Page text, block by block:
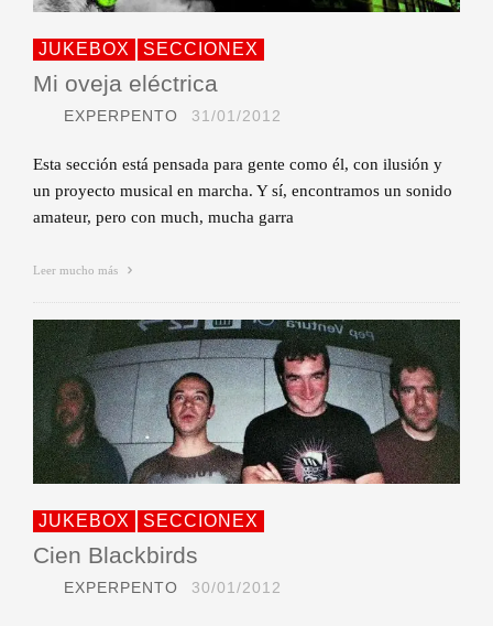
JUKEBOX SECCIONEX
Mi oveja eléctrica
EXPERPENTO 31/01/2012
Esta sección está pensada para gente como él, con ilusión y
un proyecto musical en marcha. Y sí, encontramos un sonido
amateur, pero con much, mucha garra
Leer mucho más
JUKEBOX SECCIONEX
Cien Blackbirds
EXPERPENTO 30/01/2012